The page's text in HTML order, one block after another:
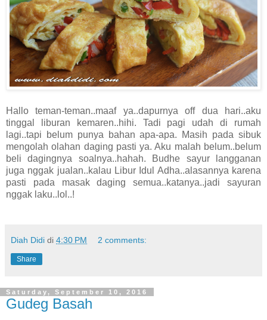
Hallo teman-teman..maaf ya..dapurnya off dua hari..aku
tinggal liburan kemaren..hihi. Tadi pagi udah di rumah
lagi..tapi belum punya bahan apa-apa. Masih pada sibuk
mengolah olahan daging pasti ya. Aku malah belum..belum
beli dagingnya soalnya..hahah. Budhe sayur langganan
juga nggak jualan..kalau Libur Idul Adha..alasannya karena
pasti pada masak daging semua..katanya..jadi sayuran
nggak laku..lol..!
Diah Didi di 4:30 PM 2 comments:
Share
Saturday, September 10, 2016
Gudeg Basah